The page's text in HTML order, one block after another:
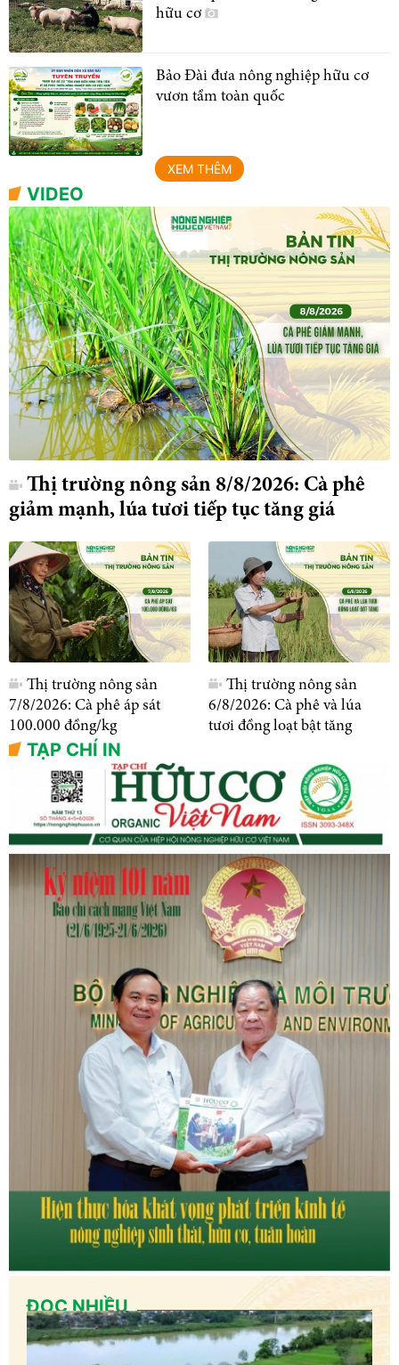
hữu cơ
Bảo Đài đưa nông nghiệp hữu cơ
vươn tầm toàn quốc
XEM THÊM
VIDEO
Thị trường nông sản 8/8/2026: Cà phê
giảm mạnh, lúa tươi tiếp tục tăng giá
Thị trường nông sản
7/8/2026: Cà phê áp sát
100.000 đồng/kg
Thị trường nông sản
6/8/2026: Cà phê và lúa
tươi đồng loạt bật tăng
TẠP CHÍ IN
ĐỌC NHIỀU